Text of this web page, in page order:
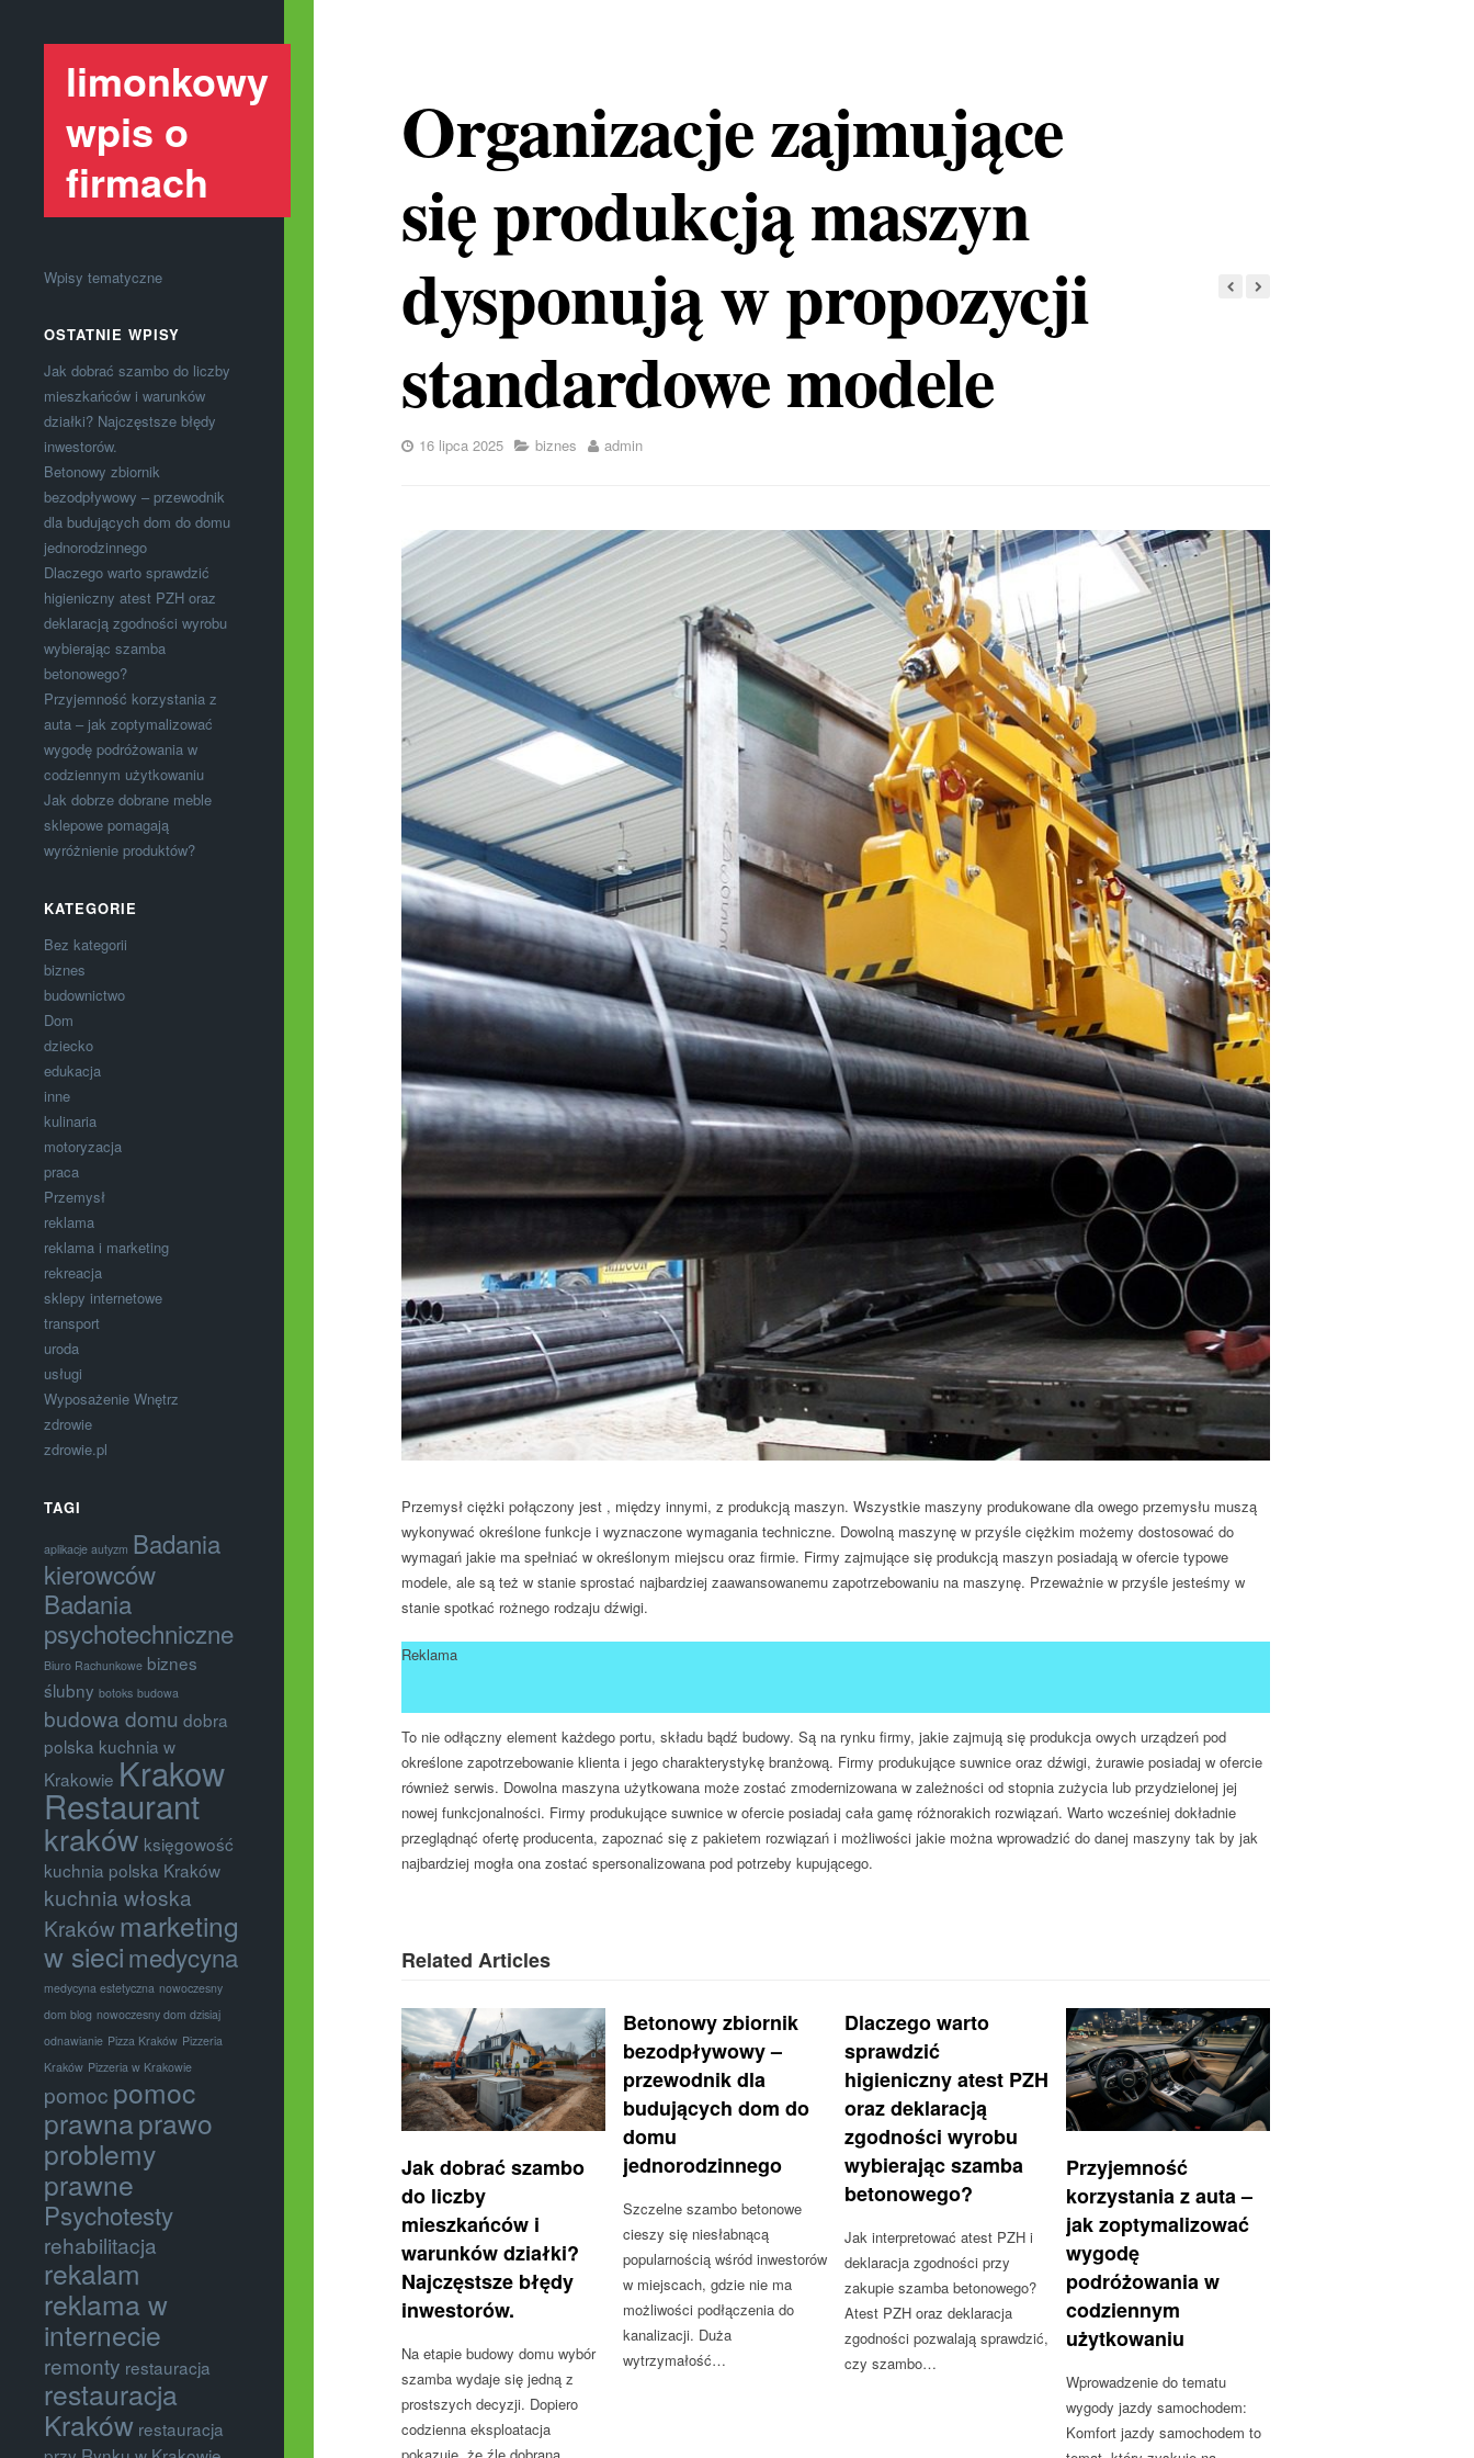
limonkowy
wpis o
firmach
Wpisy tematyczne
OSTATNIE WPISY
Jak dobrać szambo do liczby
mieszkańców i warunków
działki? Najczęstsze błędy
inwestorów.
Betonowy zbiornik
bezodpływowy – przewodnik
dla budujących dom do domu
jednorodzinnego
Dlaczego warto sprawdzić
higieniczny atest PZH oraz
deklaracją zgodności wyrobu
wybierając szamba
betonowego?
Przyjemność korzystania z
auta – jak zoptymalizować
wygodę podróżowania w
codziennym użytkowaniu
Jak dobrze dobrane meble
sklepowe pomagają
wyróżnienie produktów?
KATEGORIE
Bez kategorii
biznes
budownictwo
Dom
dziecko
edukacja
inne
kulinaria
motoryzacja
praca
Przemysł
reklama
reklama i marketing
rekreacja
sklepy internetowe
transport
uroda
usługi
Wyposażenie Wnętrz
zdrowie
zdrowie.pl
TAGI
aplikacje autyzm Badania
kierowców
Badania
psychotechniczne
Biuro Rachunkowe biznes
ślubny botoks budowa
budowa domu dobra
polska kuchnia w
Krakowie Krakow
Restaurant
kraków księgowość
kuchnia polska Kraków
kuchnia włoska
Krakówmarketing
w siecimedycyna
medycyna estetyczna nowoczesny
dom blog nowoczesny dom dzisiaj
odnawianie Pizza Kraków Pizzeria
Kraków Pizzeria w Krakowie
pomoc pomoc
prawnaprawo
problemy
prawne
Psychotesty
rehabilitacja
rekalam
reklama w
internecie
remonty restauracja
restauracja
Kraków restauracja
Organizacje zajmujące
się produkcją maszyn
dysponują w propozycji
standardowe modele
16 lipca 2025 biznes admin
Przemysł ciężki połączony jest , między innymi, z produkcją maszyn. Wszystkie maszyny produkowane dla owego przemysłu muszą
wykonywać określone funkcje i wyznaczone wymagania techniczne. Dowolną maszynę w przyśle ciężkim możemy dostosować do
wymagań jakie ma spełniać w określonym miejscu oraz firmie. Firmy zajmujące się produkcją maszyn posiadają w ofercie typowe
modele, ale są też w stanie sprostać najbardziej zaawansowanemu zapotrzebowaniu na maszynę. Przeważnie w przyśle jesteśmy w
stanie spotkać rożnego rodzaju dźwigi.
Reklama
To nie odłączny element każdego portu, składu bądź budowy. Są na rynku firmy, jakie zajmują się produkcja owych urządzeń pod
określone zapotrzebowanie klienta i jego charakterystykę branżową. Firmy produkujące suwnice oraz dźwigi, żurawie posiadaj w ofercie
również serwis. Dowolna maszyna użytkowana może zostać zmodernizowana w zależności od stopnia zużycia lub przydzielonej jej
nowej funkcjonalności. Firmy produkujące suwnice w ofercie posiadaj cała gamę różnorakich rozwiązań. Warto wcześniej dokładnie
przeglądnąć ofertę producenta, zapoznać się z pakietem rozwiązań i możliwości jakie można wprowadzić do danej maszyny tak by jak
najbardziej mogła ona zostać spersonalizowana pod potrzeby kupującego.
Related Articles
Jak dobrać szambo
do liczby
mieszkańców i
warunków działki?
Najczęstsze błędy
inwestorów.
Na etapie budowy domu wybór
szamba wydaje się jedną z
prostszych decyzji. Dopiero
codzienna eksploatacja
Betonowy zbiornik
bezodpływowy –
przewodnik dla
budujących dom do
domu
jednorodzinnego
Szczelne szambo betonowe
cieszy się niesłabnącą
popularnością wśród inwestorów
w miejscach, gdzie nie ma
możliwości podłączenia do
kanalizacji. Duża
wytrzymałość…
Dlaczego warto
sprawdzić
higieniczny atest PZH
oraz deklaracją
zgodności wyrobu
wybierając szamba
betonowego?
Jak interpretować atest PZH i
deklaracja zgodności przy
zakupie szamba betonowego?
Atest PZH oraz deklaracja
zgodności pozwalają sprawdzić,
czy szambo…
Przyjemność
korzystania z auta –
jak zoptymalizować
wygodę
podróżowania w
codziennym
użytkowaniu
Wprowadzenie do tematu
wygody jazdy samochodem:
Komfort jazdy samochodem to